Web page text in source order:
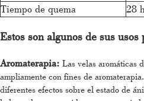
Tiempo de quema
28
Estos son algunos de sus
Aromaterapia: Las velas aromáticas
ampliamente con fines de
diferentes efectos sobre el estado de